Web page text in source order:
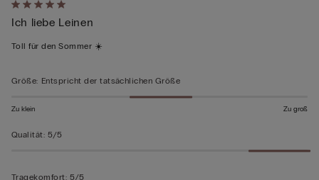
Mit
5
von
bewertet
Ich liebe Leinen
Toll für den Sommer ☀️
Größe: Entspricht der tatsächlichen Größe
Zu klein Zu groß
Qualität: 5/5
Tragekomfort: 5/5